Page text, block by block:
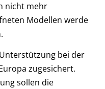
nicht mehr
Modellen werde
bei der
zugesichert.
sollen die